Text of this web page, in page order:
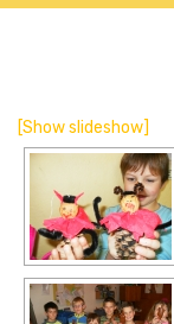
[Show slideshow]